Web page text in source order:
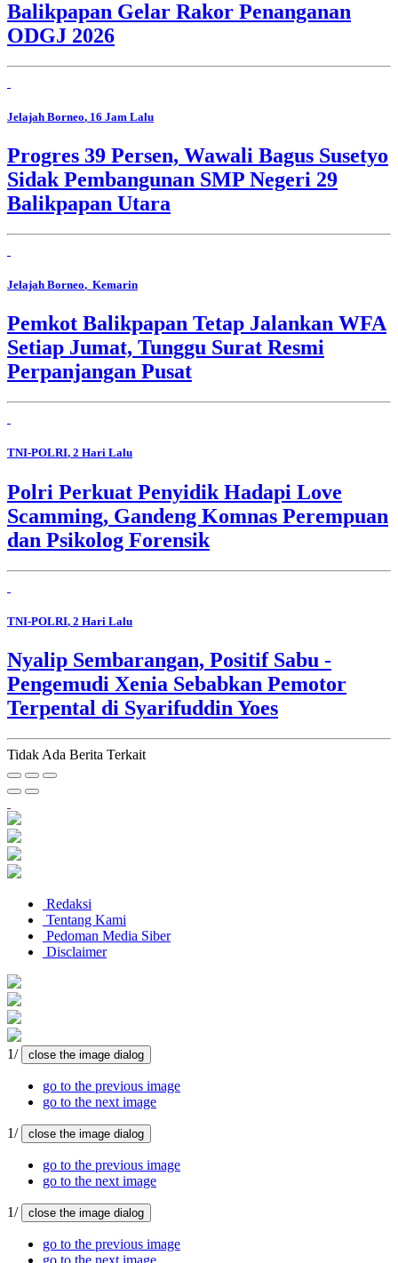
Balikpapan Gelar Rakor Penanganan
ODGJ 2026
Jelajah Borneo, 16 Jam Lalu
Progres 39 Persen, Wawali Bagus Susetyo
Sidak Pembangunan SMP Negeri 29
Balikpapan Utara
Jelajah Borneo, Kemarin
Pemkot Balikpapan Tetap Jalankan WFA
Setiap Jumat, Tunggu Surat Resmi
Perpanjangan Pusat
TNI-POLRI, 2 Hari Lalu
Polri Perkuat Penyidik Hadapi Love
Scamming, Gandeng Komnas Perempuan
dan Psikolog Forensik
TNI-POLRI, 2 Hari Lalu
Nyalip Sembarangan, Positif Sabu -
Pengemudi Xenia Sebabkan Pemotor
Terpental di Syarifuddin Yoes
Tidak Ada Berita Terkait
Redaksi
Tentang Kami
Pedoman Media Siber
Disclaimer
1/ close the image dialog
go to the previous image
go to the next image
1/ close the image dialog
go to the previous image
go to the next image
1/ close the image dialog
go to the previous image
go to the next image